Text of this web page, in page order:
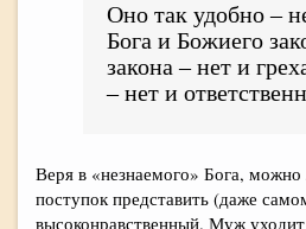
Оно так удобно –
Бога и Божиего
закона – нет и
– нет и
Веря в «незнаемого» Бога,
поступок представить (даже
высоконравственный. Муж